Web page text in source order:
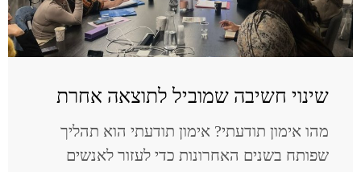
שינוי חשיבה שמוביל לתוצאה אחרת
מהו אימון תודעתי? אימון תודעתי הוא תהליך
שפותח בשנים האחרונות כדי לעזור לאנשים